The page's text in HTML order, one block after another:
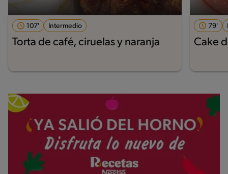
107' Intermedio
Torta de café, ciruelas y naranja
79'
Cake